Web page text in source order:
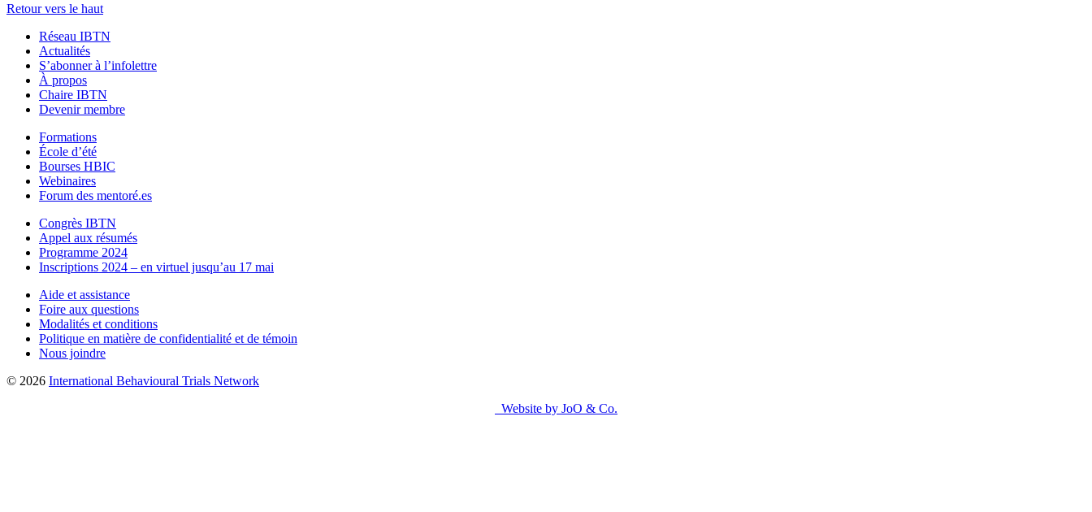
Retour vers le haut
Réseau IBTN
Actualités
S’abonner à l’infolettre
À propos
Chaire IBTN
Devenir membre
Formations
École d’été
Bourses HBIC
Webinaires
Forum des mentoré.es
Congrès IBTN
Appel aux résumés
Programme 2024
Inscriptions 2024 – en virtuel jusqu’au 17 mai
Aide et assistance
Foire aux questions
Modalités et conditions
Politique en matière de confidentialité et de témoin
Nous joindre
© 2026 International Behavioural Trials Network
Website by JoO & Co.